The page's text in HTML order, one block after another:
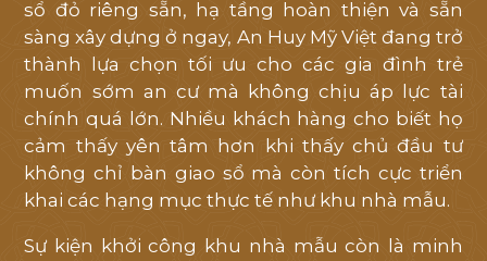
sổ đỏ riêng sẵn, hạ tầng hoàn thiện và sẵn
sàng xây dựng ở ngay, An Huy Mỹ Việt đang trở
thành lựa chọn tối ưu cho các gia đình trẻ
muốn sớm an cư mà không chịu áp lực tài
chính quá lớn. Nhiều khách hàng cho biết họ
cảm thấy yên tâm hơn khi thấy chủ đầu tư
không chỉ bàn giao sổ mà còn tích cực triển
khai các hạng mục thực tế như khu nhà mẫu.
Sự kiện khởi công khu nhà mẫu còn là minh